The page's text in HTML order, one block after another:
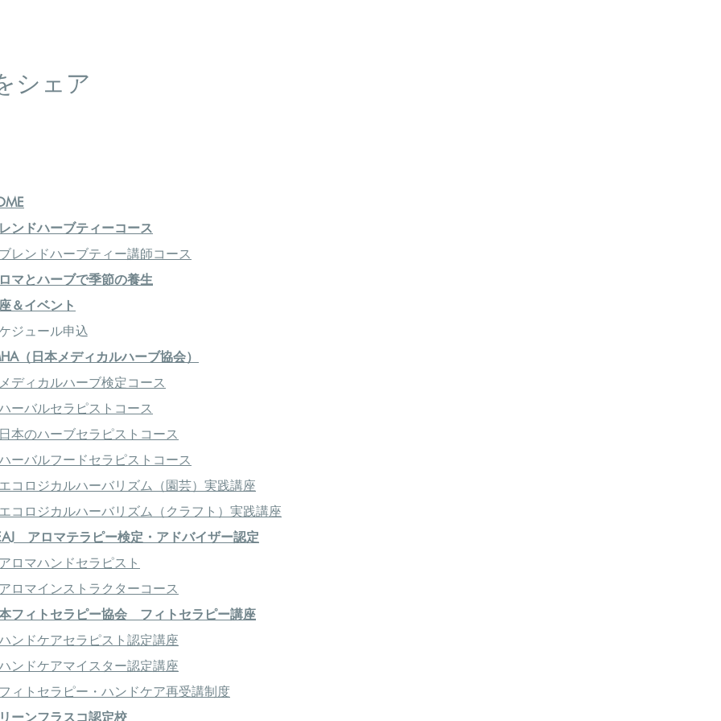
シェア
ンドハーブティーコース
レンドハーブティー講師コース
マとハーブで季節の養生
＆イベント
ジュール申込
（日本メディカルハーブ協会）
ディカルハーブ検定コース
ーバルセラピストコース
本のハーブセラピストコース
ーバルフードセラピストコース
コロジカルハーバリズム（園芸）実践講座
コロジカルハーバリズム（クラフト）実践講座
アロマテラピー検定・アドバイザー認定
ロマハンドセラピスト
ロマインストラクターコース
フィトセラピー協会 フィトセラピー講座
ンドケアセラピスト認定講座
ンドケアマイスター認定講座
ィトセラピー・ハンドケア再受講制度
ーンフラスコ認定校